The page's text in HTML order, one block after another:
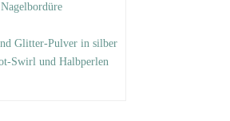
Glitter-Pulver in silber
Swirl und Halbperlen